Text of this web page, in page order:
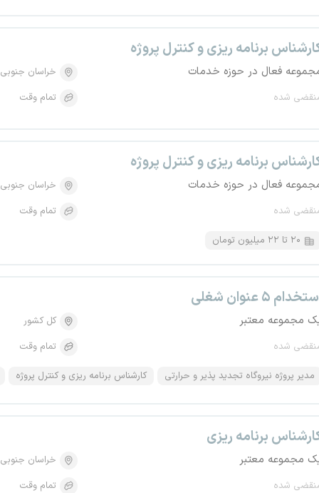
برنامه ریزی و کنترل پروژه
فعال در حوزه خدمات
شده
خراسان جنوبی
تمام وقت
برنامه ریزی و کنترل پروژه
فعال در حوزه خدمات
شده
خراسان جنوبی
تمام وقت
۲۰ تا ۲۲ میلیون تومان
۵ عنوان شغلی
مجموعه معتبر
شده
کل کشور
تمام وقت
مدیر پروژه نیروگاه تجدید پذیر و حرارتی کارشناس برنامه ریزی و کنترل پروژه
برنامه ریزی
مجموعه معتبر
شده
خراسان جنوبی
تمام وقت